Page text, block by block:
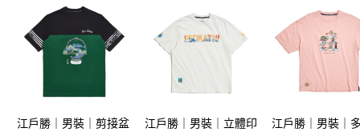
江戶勝｜男裝｜剪接盆
江戶勝｜男裝｜立體印
江戶勝｜男裝｜